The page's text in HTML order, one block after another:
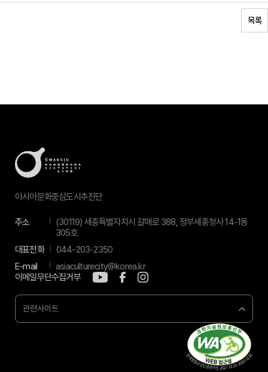
목록
아시아문화중심도시추진단
주소
(30119) 세종특별자치시 갈매로 388, 정부세종청사 14-1동
305호
대표전화
044-203-2350
E-mail
asiaculturecity@korea.kr
이메일무단수집거부
관련사이트